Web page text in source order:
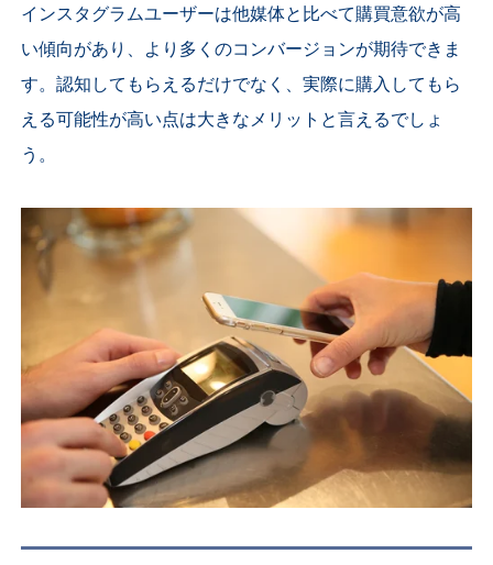
インスタグラムユーザーは他媒体と比べて購買意欲が高
い傾向があり、より多くのコンバージョンが期待できま
す。認知してもらえるだけでなく、実際に購入してもら
える可能性が高い点は大きなメリットと言えるでしょ
う。